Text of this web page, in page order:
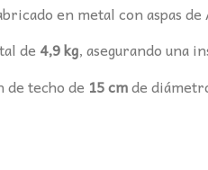
en metal con aspas
de 4,9 kg, asegurando una
de techo de 15 cmde